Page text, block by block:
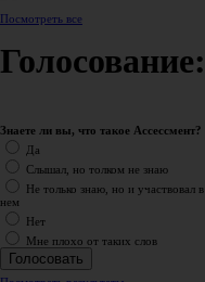
Посмотреть все
Голосование:
Знаете ли вы, что такое Ассессмент?
Да
Слышал, но толком не знаю
Не только знаю, но и участвовал в
нем
Нет
Мне плохо от таких слов